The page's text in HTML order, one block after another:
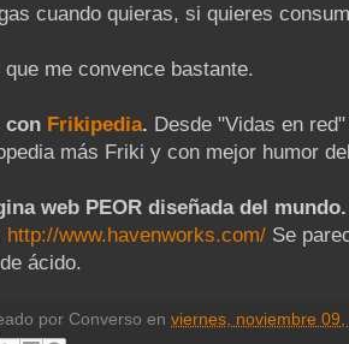
cuando quieras, si quieres
que me convence bastante.
con Frikipedia. Desde "Vidas en
más Friki y con mejor humor
web PEOR diseñada del
http://www.havenworks.com/ Se
ácido.
por Converso en viernes, noviembre